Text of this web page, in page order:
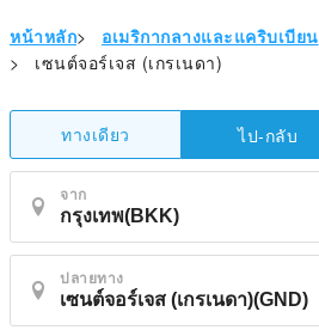
หน้าหลัก> อเมริกากลางและแคริบเบียน
>
เซนต์จอร์เจส (เกรเนดา)
ทางเดียว ไป-กลับ
จาก
ปลายทาง